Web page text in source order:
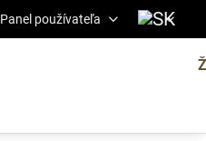
Panel používateľa